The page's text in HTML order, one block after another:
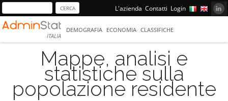
L'azienda Contatti Login
ITALIA
DEMOGRAFIA ECONOMIA CLASSIFICHE
Mappe, analisi e
statistiche sulla
popolazione residente